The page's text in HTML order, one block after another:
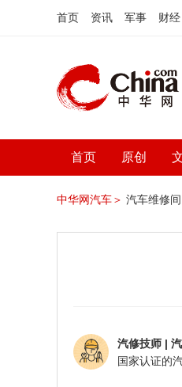
首页 资讯 军事 财经
首页 原创
中华网汽车＞ 汽车维修
汽修技师 |